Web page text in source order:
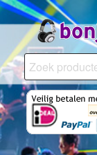
Ga
naar
inhoudZoeken
naar: